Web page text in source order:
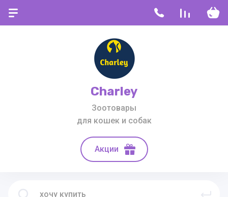
Charley
Зоотовары
для кошек и собак
Акции